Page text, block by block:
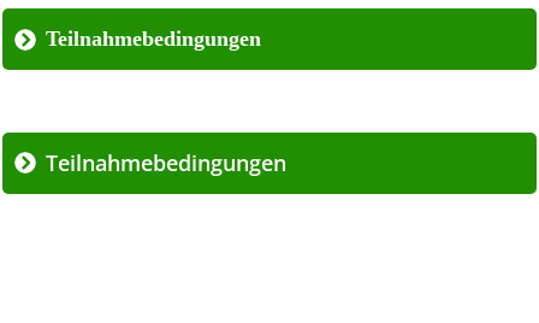
Teilnahmebedingungen
Teilnahmebedingungen